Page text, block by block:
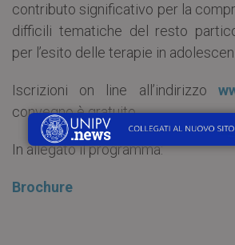
contributo significativo per la
difficili tematiche del resto
per l’esito delle terapie in
Iscrizioni on line all’indirizzo
convegno è gratuito.
In allegato il programma:
Brochure